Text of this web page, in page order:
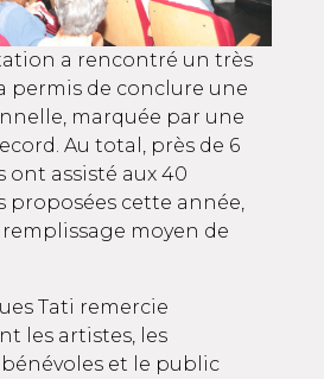
a rencontré un très
permis de conclure une
marquée par une
Au total, près de 6
ont assisté aux 40
cette année,
moyen de
Tati remercie
les artistes, les
et le public